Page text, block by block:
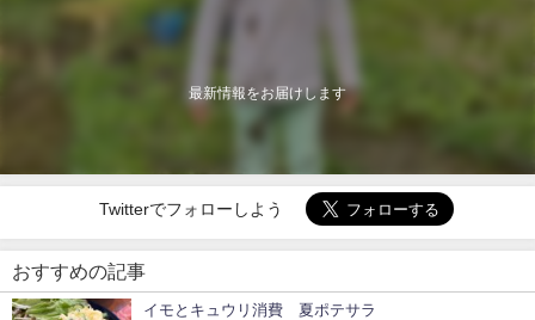
最新情報をお届けします
Twitterでフォローしよう
おすすめの記事
イモとキュウリ消費 夏ポテサラ